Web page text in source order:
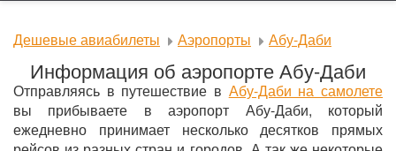
Дешевые авиабилеты Аэропорты Абу-Даби
Информация об аэропорте Абу-Даби
Отправляясь в путешествие в Абу-Даби на самолете
вы прибываете в аэропорт Абу-Даби, который
ежедневно принимает несколько десятков прямых